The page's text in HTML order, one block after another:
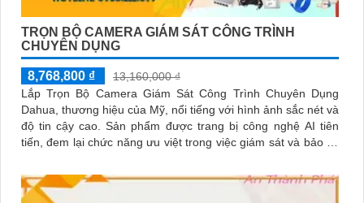
TRỌN BỘ CAMERA GIÁM SÁT CÔNG TRÌNH
CHUYÊN DỤNG
8,768,800 ₫
13,160,000 ₫
Lắp Trọn Bộ Camera Giám Sát Công Trình Chuyên Dụng
Dahua, thương hiệu của Mỹ, nổi tiếng với hình ảnh sắc nét và
độ tin cậy cao. Sản phẩm được trang bị công nghệ AI tiên
tiến, đem lại chức năng ưu việt trong việc giám sát và bảo vệ